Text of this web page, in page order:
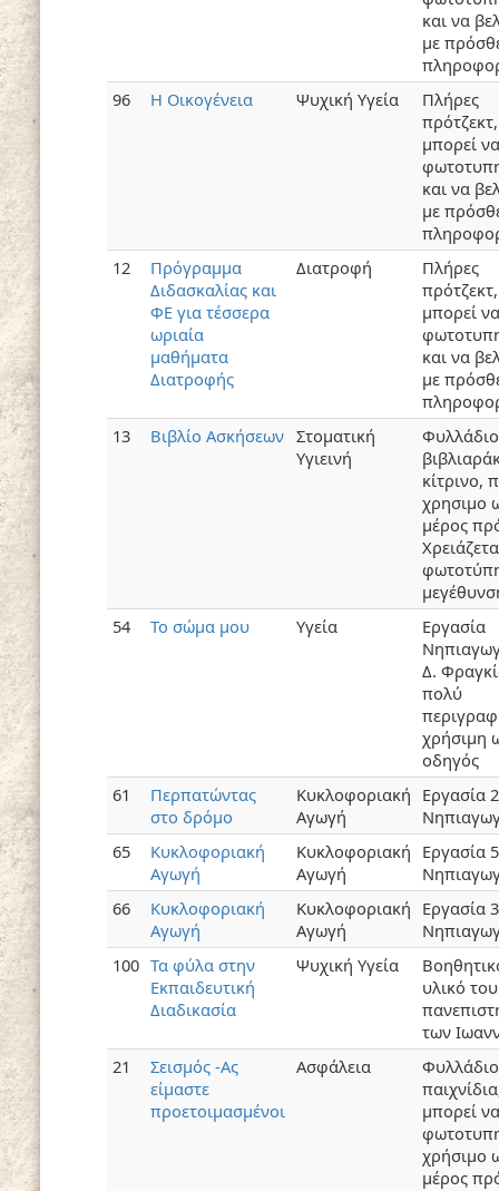
και να
με
96
Η Οικογένεια Ψυχική Υγεία
Πλήρες
πρότζεκτ,
μπορεί να
και να
με
12
Πρόγραμμα
Διδασκαλίας και
ΦΕ για τέσσερα
ωριαία
μαθήματα
Διατροφής
Διατροφή
Πλήρες
πρότζεκτ,
μπορεί να
και να
με
13
Βιβλίο Ασκήσεων Στοματική
Υγιεινή
κίτρινο,
χρησιμο
μέρος
54
Το σώμα μου Υγεία
Εργασία
Δ.
πολύ
χρήσιμη
οδηγός
61
Περπατώντας
στο δρόμο
Κυκλοφοριακή
Αγωγή
Εργασία
65
Κυκλοφοριακή
Αγωγή
Κυκλοφοριακή
Αγωγή
Εργασία
66
Κυκλοφοριακή
Αγωγή
Κυκλοφοριακή
Αγωγή
Εργασία
100 Τα φύλα στην
Εκπαιδευτική
Διαδικασία
Ψυχική Υγεία
υλικό του
των
21
Σεισμός -Ας
είμαστε
προετοιμασμένοι
Ασφάλεια
μπορεί να
χρήσιμο
μέρος